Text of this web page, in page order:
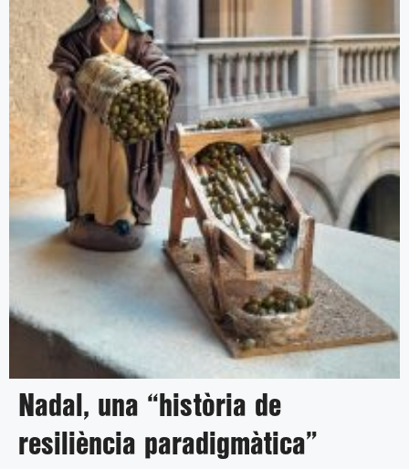
Nadal, una “història de
resiliència paradigmàtica”